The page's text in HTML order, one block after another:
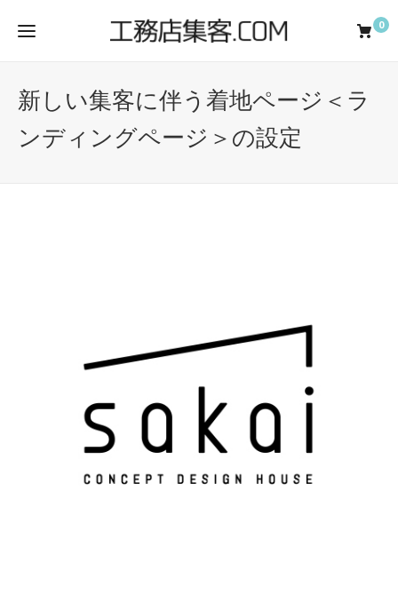
0
新しい集客に伴う着地ページ＜ラ
ンディングページ＞の設定